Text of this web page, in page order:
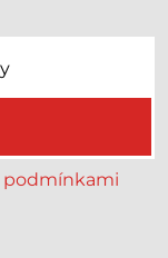
podmínkami